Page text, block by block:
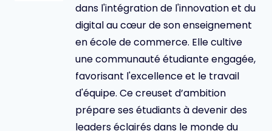
dans l'intégration de l'innovation et du
digital au cœur de son enseignement
en école de commerce. Elle cultive
une communauté étudiante engagée,
favorisant l'excellence et le travail
d'équipe. Ce creuset d’ambition
prépare ses étudiants à devenir des
leaders éclairés dans le monde du